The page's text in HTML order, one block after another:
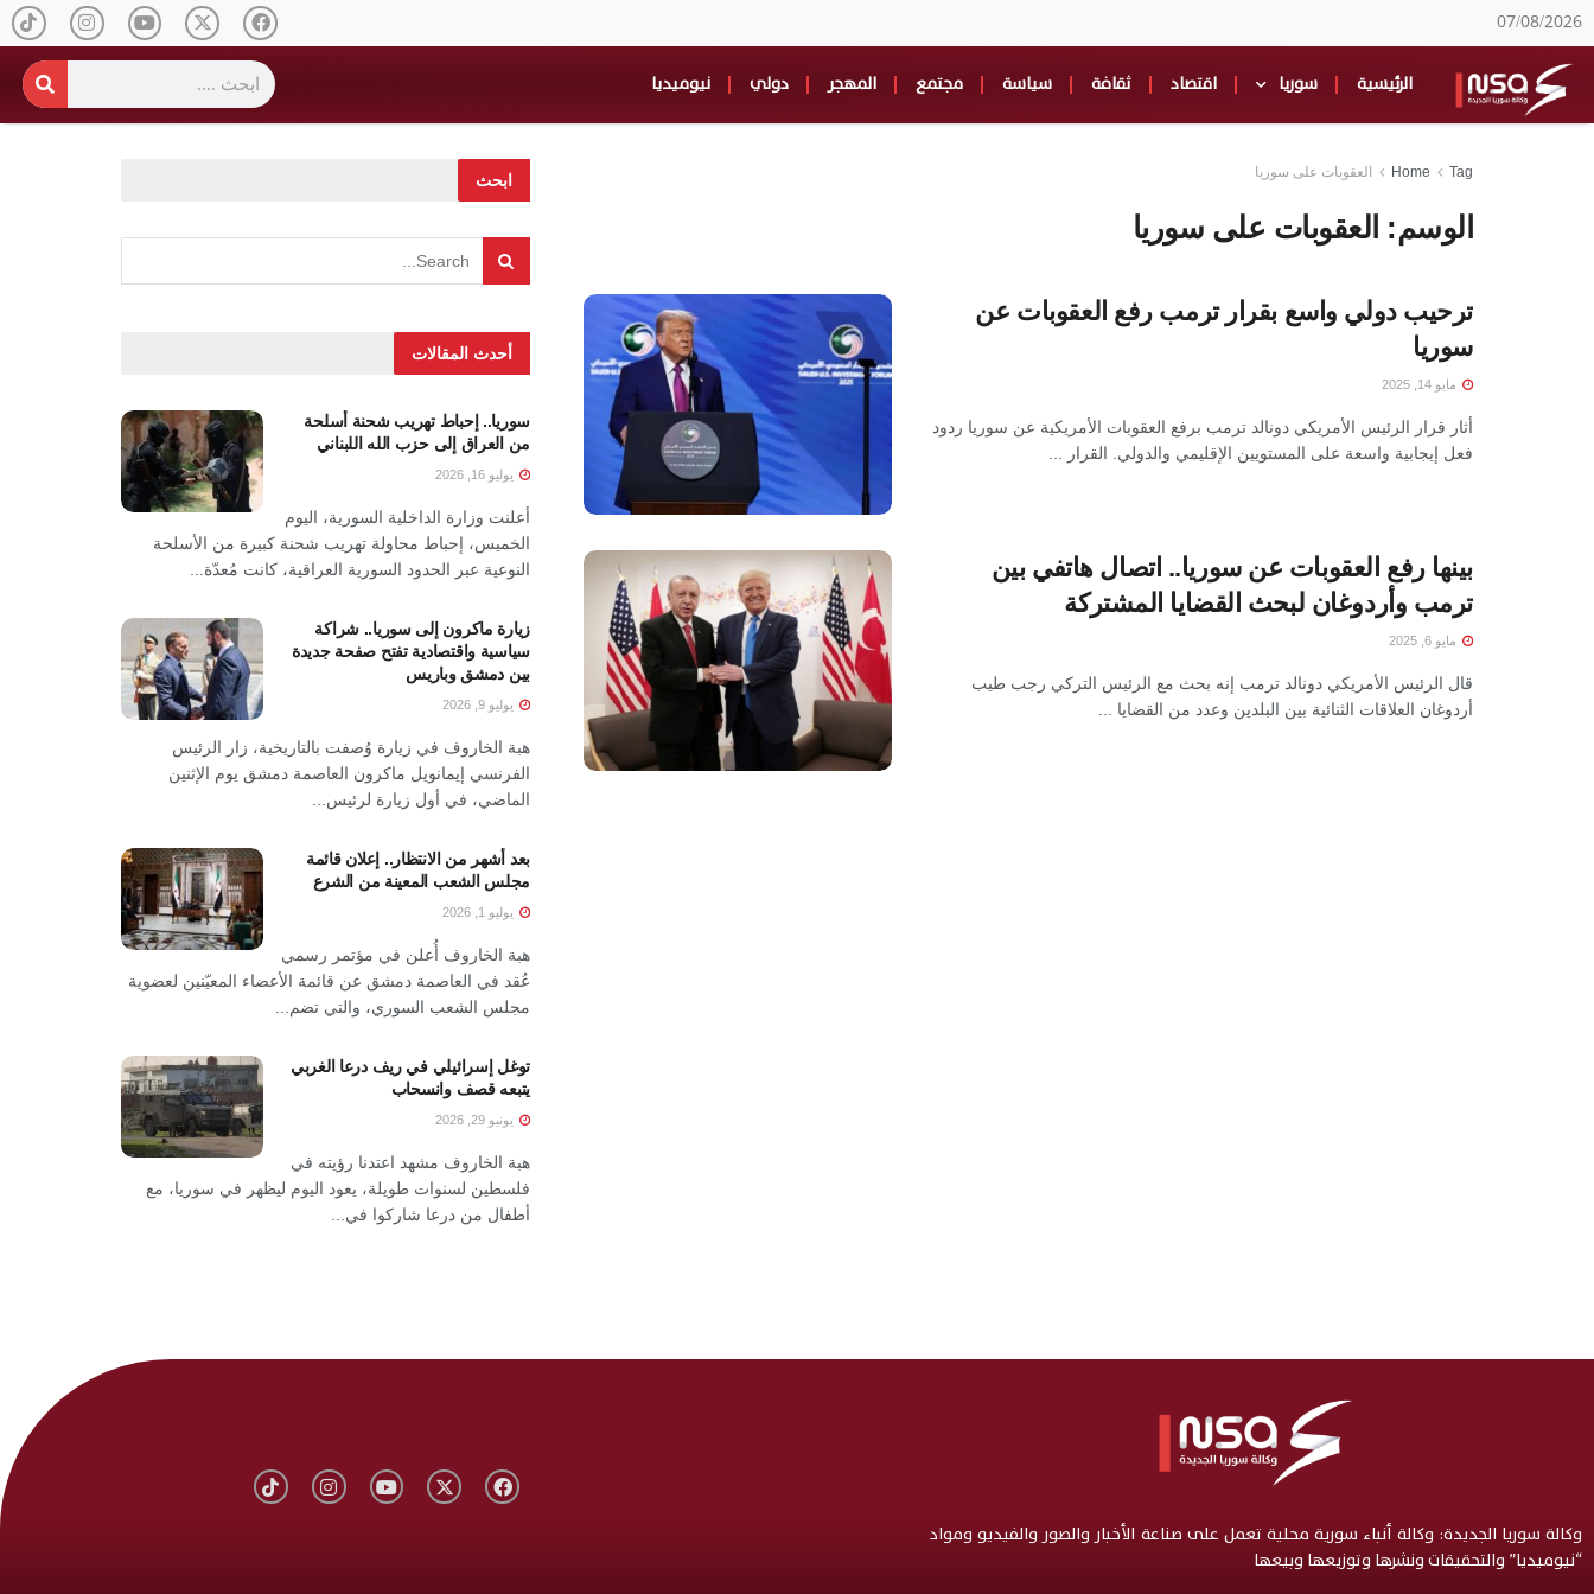
07/08/2026
الرئيسية سوريا اقتصاد ثقافة سياسة مجتمع المهجر دولي نيوميديا
Home Tag العقوبات على سوريا
الوسم: العقوبات على سوريا
ترحيب دولي واسع بقرار ترمب رفع العقوبات عن
سوريا
مايو 14, 2025
أثار قرار الرئيس الأمريكي دونالد ترمب برفع العقوبات الأمريكية عن سوريا ردود
فعل إيجابية واسعة على المستويين الإقليمي والدولي. القرار ...
بينها رفع العقوبات عن سوريا.. اتصال هاتفي بين
ترمب وأردوغان لبحث القضايا المشتركة
مايو 6, 2025
قال الرئيس الأمريكي دونالد ترمب إنه بحث مع الرئيس التركي رجب طيب
أردوغان العلاقات الثنائية بين البلدين وعدد من القضايا ...
ابحث
أحدث المقالات
سوريا.. إحباط تهريب شحنة أسلحة
من العراق إلى حزب الله اللبناني
يوليو 16, 2026
أعلنت وزارة الداخلية السورية، اليوم
الخميس، إحباط محاولة تهريب شحنة كبيرة من الأسلحة
النوعية عبر الحدود السورية العراقية، كانت مُعدّة...
زيارة ماكرون إلى سوريا.. شراكة
سياسية واقتصادية تفتح صفحة جديدة
بين دمشق وباريس
يوليو 9, 2026
هبة الخاروف في زيارة وُصفت بالتاريخية، زار الرئيس
الفرنسي إيمانويل ماكرون العاصمة دمشق يوم الإثنين
الماضي، في أول زيارة لرئيس...
بعد أشهر من الانتظار.. إعلان قائمة
مجلس الشعب المعينة من الشرع
يوليو 1, 2026
هبة الخاروف أُعلن في مؤتمر رسمي
عُقد في العاصمة دمشق عن قائمة الأعضاء المعيّنين لعضوية
مجلس الشعب السوري، والتي تضم...
توغل إسرائيلي في ريف درعا الغربي
يتبعه قصف وانسحاب
يونيو 29, 2026
هبة الخاروف مشهد اعتدنا رؤيته في
فلسطين لسنوات طويلة، يعود اليوم ليظهر في سوريا، مع
أطفال من درعا شاركوا في...
وكالة سوريا الجديدة: وكالة أنباء سورية محلية تعمل على صناعة الأخبار والصور والفيديو ومواد
“نيوميديا” والتحقيقات ونشرها وتوزيعها وبيعها